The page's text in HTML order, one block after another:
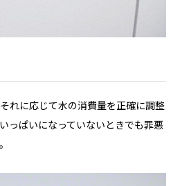
れに応じて水の消費量を正確に調整
っぱいになっていないときでも罪悪